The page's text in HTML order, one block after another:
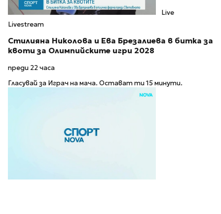
Live
Livestream
Стилияна Николова и Ева Брезалиева в битка за
квоти за Олимпийските игри 2028
преди 22 часа
Гласувай за Играч на мача. Остават ти 15 минути.